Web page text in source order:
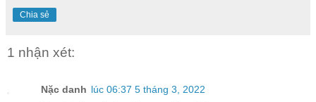
Chia sẻ
1 nhận xét:
Nặc danh lúc 06:37 5 tháng 3, 2022